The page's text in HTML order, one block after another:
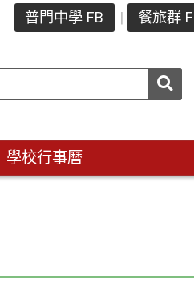
普門中學 FB 餐旅群
送出
學校行事曆